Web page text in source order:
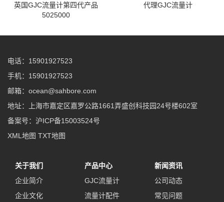
英国GJC流量计第四代产品
5025000
代理GJC流量计
电话：15901927523
手机：15901927523
邮箱：ocean@sahbore.com
地址：上海市嘉定区嘉罗公路1661弄盛创科技园24号楼602室
备案号： 沪ICP备15003524号
XML地图 TXT地图
关于我们
企业简介
企业文化
产品中心
GJC流量计
流量计配件
新闻资讯
公司动态
常见问题